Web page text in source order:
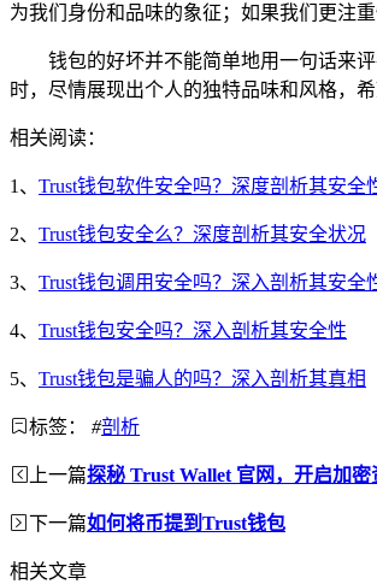
为我们身份和品味的象征；如果我们更注
钱包的好坏并不能简单地用一句话来
时，尽情展现出个人的独特品味和风格，
相关阅读：
1、 Trust钱包软件安全吗？深度剖析其安全
2、 Trust钱包安全么？深度剖析其安全状况
3、 Trust钱包调用安全吗？深入剖析其安全
4、 Trust钱包安全吗？深入剖析其安全性
5、 Trust钱包是骗人的吗？深入剖析其真相
标签： #剖析
上一篇探秘 Trust Wallet 官网，开启加
下一篇如何将币提到Trust钱包
相关文章